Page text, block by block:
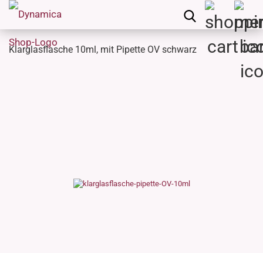
Klarglasflasche 10ml, mit Pipette OV schwarz